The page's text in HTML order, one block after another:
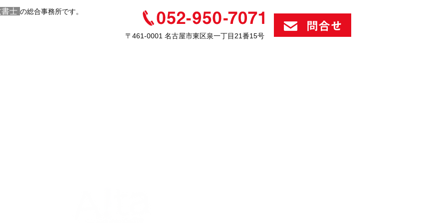
士 の総合事務所です。
〒461-0001 名古屋市東区泉一丁目21番15号